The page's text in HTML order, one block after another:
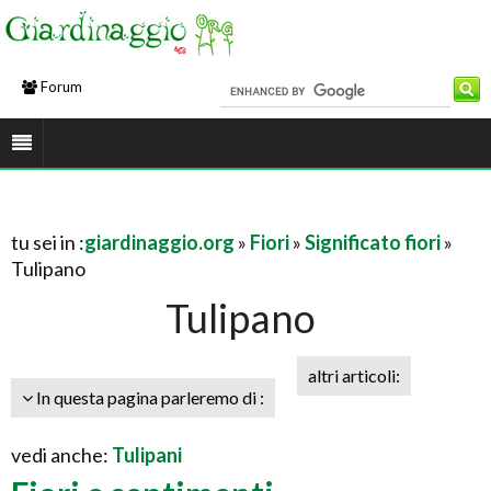
Forum
tu sei in :giardinaggio.org » Fiori»Significato fiori»
Tulipano
Tulipano
In questa pagina parleremo di :
altri articoli:
vedi anche: Tulipani